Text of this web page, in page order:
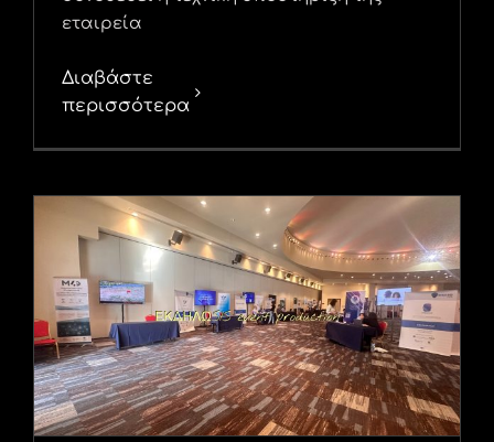
εταιρεία
Διαβάστε
περισσότερα